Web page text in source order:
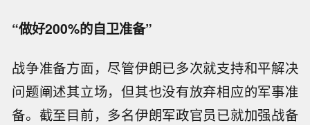
“做好200%的自卫准备”
战争准备方面，尽管伊朗已多次就支持和平解决
问题阐述其立场，但其也没有放弃相应的军事准
备。截至目前，多名伊朗军政官员已就加强战备